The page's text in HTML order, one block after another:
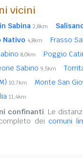
vicini
Sabina 2,8km
Nativo 4,8km Frasso
8,0km Poggio
Sabino 9,5km
10,7km Monte San
11,4km
confinanti. Le
dei comuni